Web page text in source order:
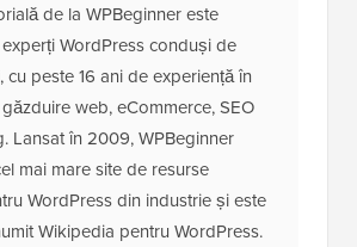
de la WPBeginner este
WordPress conduși de
cu peste 16 ani de experiență în
web, eCommerce, SEO
Lansat în 2009, WPBeginner
mai mare site de resurse
WordPress din industrie și este
Wikipedia pentru WordPress.